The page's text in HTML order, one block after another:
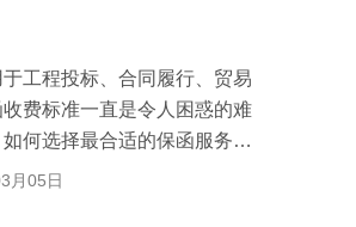
工程投标、合同履行、贸易
费标准一直是令人困惑的难
何选择最合适的保函服务提
月05日